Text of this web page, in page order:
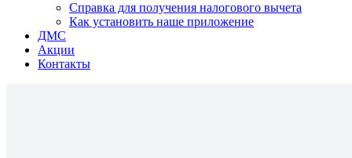
Справка для получения налогового вычета
Как установить наше приложение
ДМС
Акции
Контакты